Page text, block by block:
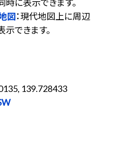
に表示できます。
図：現代地図上に周辺
できます。
139.728433